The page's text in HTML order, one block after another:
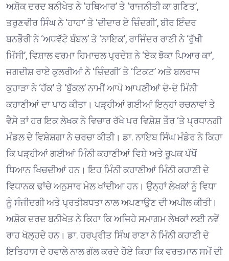
ਅਸ਼ੋਕ ਦਰਦ ਬਨੀਖੇਤ ਨੇ ‘ਹਥਿਆਰ’ ਤੇ ‘ਰਾਜਨੀਤੀ ਕਾ ਗਣਿਤ’,
ਤਰੁਣਵੀਰ ਸਿੰਘ ਨੇ ‘ਹਾਹਾ’ ਤੇ ‘ਦੀਦਾਰ ਏ ਜ਼ਿੰਦਗੀ’, ਬੀਰ ਇੰਦਰ
ਬਨਭੌਰੀ ਨੇ ‘ਅਧਵੱਟੇ ਬੰਬਲ’ ਤੇ ‘ਨਾਇਕ’, ਰਾਜਿੰਦਰ ਰਾਣੀ ਨੇ ‘ਰੁੱਖੀ
ਮਿੱਸੀ’, ਵਿਸ਼ਾਲ ਵਰਮਾ ਹਿਮਾਚਲ ਪ੍ਰਦੇਸ਼ ਨੇ ‘ਏਕ ਝੋਕਾ ਪਿਆਰ ਕਾ’,
ਜਗਦੀਸ਼ ਰਾਏ ਕੁਲਰੀਆਂ ਨੇ ‘ਜ਼ਿੰਦਗੀ’ ਤੇ ‘ਟਿਕਟ’ ਅਤੇ ਬਲਰਾਜ
ਕੁਹਾੜਾ ਨੇ ‘ਹੱਕ’ ਤੇ ‘ਬੁੱਕਲ’ ਨਾਮੀਂ ਆਪੋ ਆਪਣੀਆਂ ਦੋ-ਦੋ ਮਿੰਨੀ
ਕਹਾਣੀਆਂ ਦਾ ਪਾਠ ਕੀਤਾ। ਪੜ੍ਹੀਆਂ ਗਈਆਂ ਇਨ੍ਹਾਂ ਰਚਨਾਵਾਂ ਤੇ
ਵੈਸੇ ਤਾਂ ਹਰ ਇਕ ਲੇਖਕ ਨੇ ਵਿਚਾਰ ਰੱਖੇ ਪਰ ਵਿਸ਼ੇਸ਼ ਤੌਰ ‘ਤੇ ਪ੍ਰਧਾਨਗੀ
ਮੰਡਲ ਦੇ ਵਿਸ਼ੇਸ਼ਗਾ ਨੇ ਚਰਚਾ ਕੀਤੀ। ਡਾ. ਨਾਇਬ ਸਿੰਘ ਮੰਡੇਰ ਨੇ ਕਿਹਾ
ਕਿ ਪੜ੍ਹੀਆਂ ਗਈਆਂ ਮਿੰਨੀ ਕਹਾਣੀਆਂ ਵਿਸ਼ੇ ਅਤੇ ਰੂਪਕ ਪੱਖੋਂ
ਧਿਆਨ ਖਿਚਦੀਆਂ ਹਨ। ਇਹ ਮਿੰਨੀ ਕਹਾਣੀਆਂ ਮਿੰਨੀ ਕਹਾਣੀ ਦੇ
ਵਿਧਾਨਕ ਢਾਂਚੇ ਅਨੁਸਾਰ ਮੇਲ ਖਾਂਦੀਆ ਹਨ। ਉਨ੍ਹਾਂ ਲੇਖਕਾਂ ਨੂੰ ਵਿਧਾ
ਨੂੰ ਸੰਜੀਦਗੀ ਅਤੇ ਪ੍ਰਤੀਬਧਤਾ ਨਾਲ ਅਪਣਾਉਣ ਦੀ ਅਪੀਲ ਕੀਤੀ।
ਅਸ਼ੋਕ ਦਰਦ ਬਨੀਖੇਤ ਨੇ ਕਿਹਾ ਕਿ ਅਜਿਹੇ ਸਮਾਗਮ ਲੇਖਕਾਂ ਲਈ ਨਵੇਂ
ਰਾਹ ਖੋਲ਼੍ਹਦੇ ਹਨ। ਡਾ. ਹਰਪ੍ਰੀਤ ਸਿੰਘ ਰਾਣਾ ਨੇ ਮਿੰਨੀ ਕਹਾਣੀ ਦੇ
ਇਤਿਹਾਸ ਦੇ ਹਵਾਲੇ ਨਾਲ ਗੱਲ ਕਰਦੇ ਹੋਏ ਕਿਹਾ ਕਿ ਵਰਤਮਾਨ ਸਮੇਂ ਦੀ